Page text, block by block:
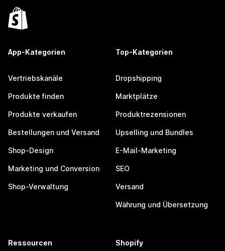
App-Kategorien
Vertriebskanäle
Produkte finden
Produkte verkaufen
Bestellungen und Versand
Shop-Design
Marketing und Conversion
Shop-Verwaltung
Top-Kategorien
Dropshipping
Marktplätze
Produktrezensionen
Upselling und Bundles
E-Mail-Marketing
SEO
Versand
Währung und Übersetzung
Ressourcen Shopify